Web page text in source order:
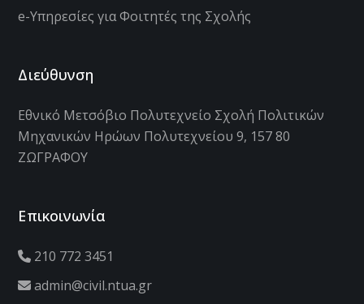
e-Υπηρεσίες για Φοιτητές της Σχολής
Διεύθυνση
Εθνικό Μετσόβιο Πολυτεχνείο Σχολή Πολιτικών
Μηχανικών Ηρώων Πολυτεχνείου 9, 157 80
ΖΩΓΡΑΦΟΥ
Επικοινωνία
210 772 3451
admin@civil.ntua.gr